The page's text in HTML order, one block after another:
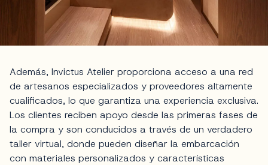
Además, Invictus Atelier proporciona acceso a una red
de artesanos especializados y proveedores altamente
cualificados, lo que garantiza una experiencia exclusiva.
Los clientes reciben apoyo desde las primeras fases de
la compra y son conducidos a través de un verdadero
taller virtual, donde pueden diseñar la embarcación
con materiales personalizados y características